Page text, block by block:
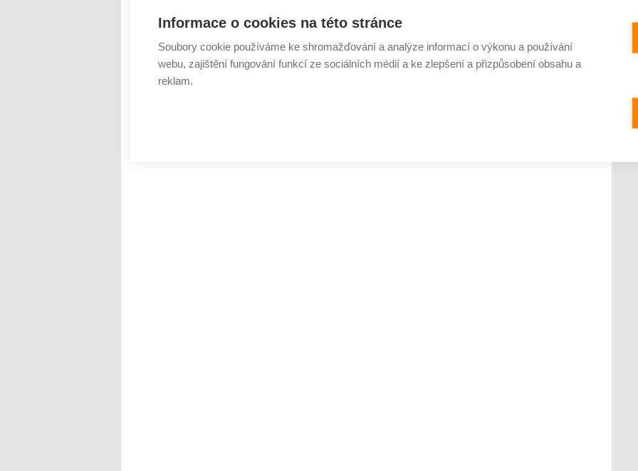
Tweet
ČR řemeslníci
Informace o cookies na této stránce
Soubory cookie používáme ke shromažďování a analýze informací o výkonu a používání
webu, zajištění fungování funkcí ze sociálních médií a ke zlepšení a přizpůsobení obsahu a
reklam.